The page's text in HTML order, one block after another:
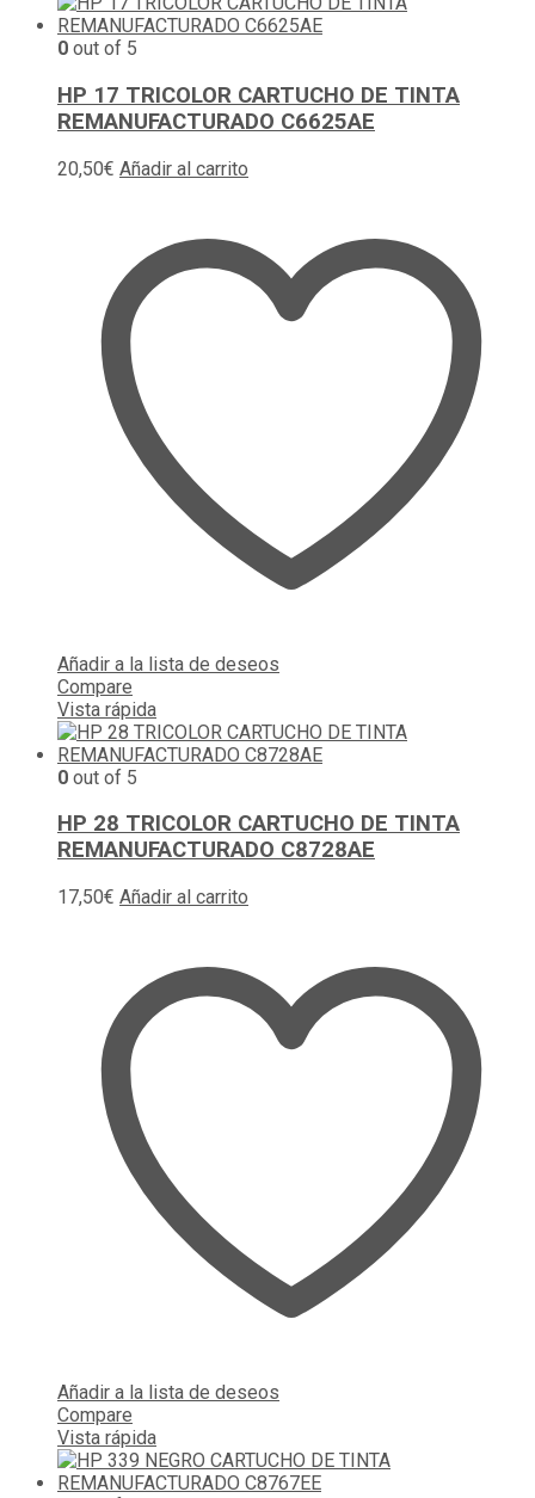
0 out of 5
HP 17 TRICOLOR CARTUCHO DE TINTA
REMANUFACTURADO C6625AE
20,50€ Añadir al carrito
Añadir a la lista de deseos
Compare
Vista rápida
0 out of 5
HP 28 TRICOLOR CARTUCHO DE TINTA
REMANUFACTURADO C8728AE
17,50€ Añadir al carrito
Añadir a la lista de deseos
Compare
Vista rápida